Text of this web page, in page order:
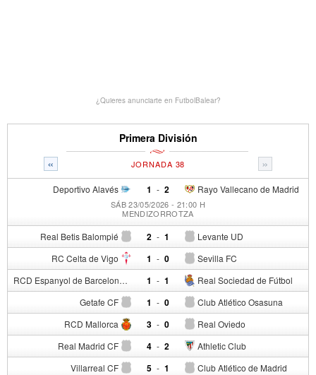
¿Quieres anunciarte en FutbolBalear?
Primera División
« »
JORNADA 38
Deportivo Alavés 1 - Rayo Vallecano de Madrid
2
SÁB 23/05/2026 - 21:00 H
MENDIZORROTZA
Real Betis Balompié 2 - Levante UD
1
RC Celta de Vigo 1 - Sevilla FC
0
RCD Espanyol de Barcelona 1 - Real Sociedad de Fútbol
1
Getafe CF 1 - Club Atlético Osasuna
0
RCD Mallorca 3 - Real Oviedo
0
Real Madrid CF 4 - Athletic Club
2
Villarreal CF 5 - Club Atlético de Madrid
1